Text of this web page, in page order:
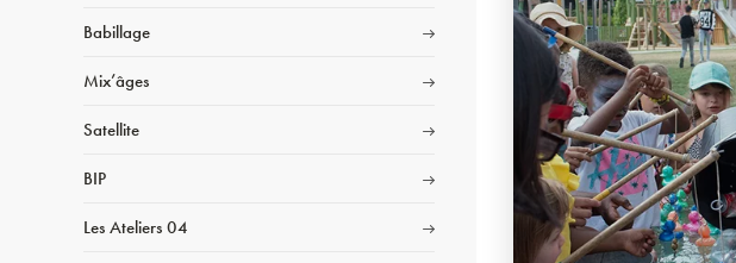
Babillage
Mix’âges
Satellite
BIP
Les Ateliers 04